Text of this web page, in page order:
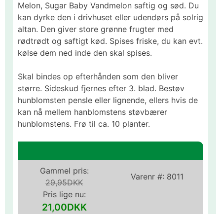
Melon, Sugar Baby Vandmelon saftig og sød. Du
kan dyrke den i drivhuset eller udendørs på solrig
altan. Den giver store grønne frugter med
rødtrødt og saftigt kød. Spises friske, du kan evt.
kølse dem ned inde den skal spises.
Skal bindes op efterhånden som den bliver
større. Sideskud fjernes efter 3. blad. Bestøv
hunblomsten pensle eller lignende, ellers hvis de
kan nå mellem hanblomstens støvbærer
hunblomstens. Frø til ca. 10 planter.
Varenr #: 8011
Gammel pris:
29,95DKK
Pris lige nu:
21,00DKK